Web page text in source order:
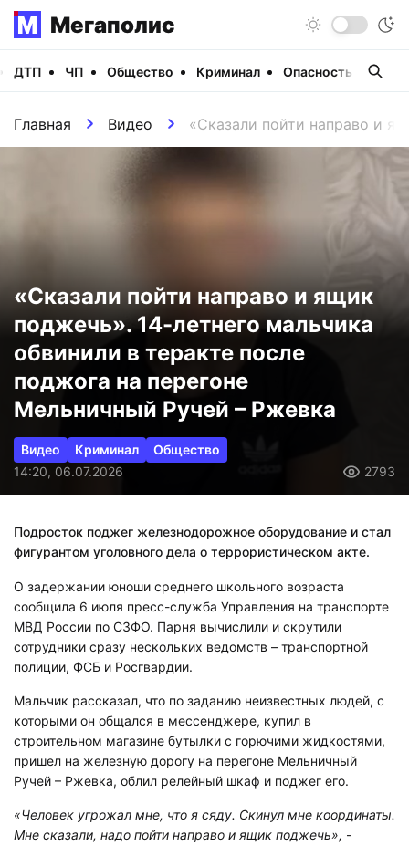
Мегаполис
ДТП ЧП Общество Криминал Опасность
Главная Видео «Сказали пойти направо и
«Сказали пойти направо и ящик
поджечь». 14-летнего мальчика
обвинили в теракте после
поджога на перегоне
Мельничный Ручей – Ржевка
Видео Криминал
Общество
14:20, 06.07.2026
2793
Подросток поджег железнодорожное оборудование и стал
фигурантом уголовного дела о террористическом акте.
О задержании юноши среднего школьного возраста
сообщила 6 июля пресс-служба Управления на транспорте
МВД России по СЗФО. Парня вычислили и скрутили
сотрудники сразу нескольких ведомств – транспортной
полиции, ФСБ и Росгвардии.
Мальчик рассказал, что по заданию неизвестных людей, с
которыми он общался в мессенджере, купил в
строительном магазине бутылки с горючими жидкостями,
пришел на железную дорогу на перегоне Мельничный
Ручей – Ржевка, облил релейный шкаф и поджег его.
«Человек угрожал мне, что я сяду. Скинул мне координаты.
Мне сказали, надо пойти направо и ящик поджечь», -